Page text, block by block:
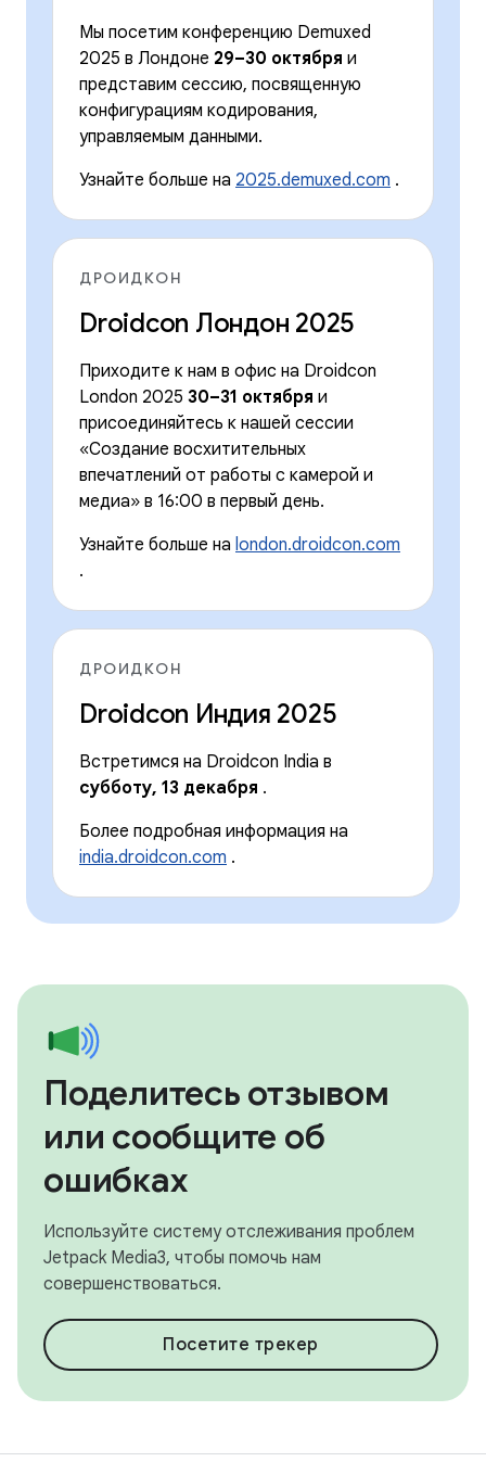
Мы посетим конференцию Demuxed
2025 в Лондоне 29–30 октября и
представим сессию, посвященную
конфигурациям кодирования,
управляемым данными.
Узнайте больше на 2025.demuxed.com .
ДРОИДКОН
Droidcon Лондон 2025
Приходите к нам в офис на Droidcon
London 2025 30–31 октября и
присоединяйтесь к нашей сессии
«Создание восхитительных
впечатлений от работы с камерой и
медиа» в 16:00 в первый день.
Узнайте больше на london.droidcon.com
.
ДРОИДКОН
Droidcon Индия 2025
Встретимся на Droidcon India в
субботу, 13 декабря .
Более подробная информация на
india.droidcon.com .
Поделитесь отзывом
или сообщите об
ошибках
Используйте систему отслеживания проблем
Jetpack Media3, чтобы помочь нам
совершенствоваться.
Посетите трекер